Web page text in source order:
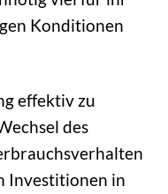
Konditionen
effektiv zu
des
Investitionen in